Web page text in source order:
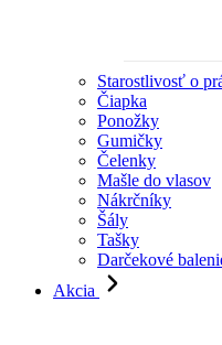
Starostlivosť o
Čiapka
Ponožky
Gumičky
Čelenky
Mašle do vlasov
Nákrčníky
Šály
Tašky
Darčekové
Akcia